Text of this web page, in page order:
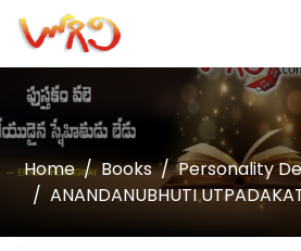
Home Books
Personality
ANANDANUBHUTI